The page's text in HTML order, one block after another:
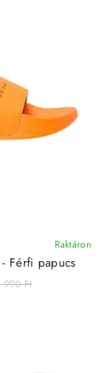
Raktáron
Férfi papucs
990 Ft